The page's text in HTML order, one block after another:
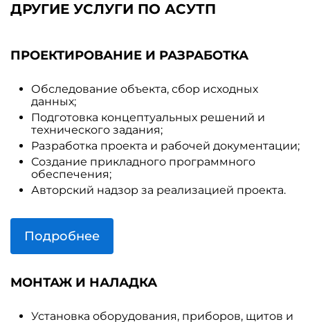
ДРУГИЕ УСЛУГИ ПО АСУТП
ПРОЕКТИРОВАНИЕ И РАЗРАБОТКА
Обследование объекта, сбор исходных
данных;
Подготовка концептуальных решений и
технического задания;
Разработка проекта и рабочей документации;
Создание прикладного программного
обеспечения;
Авторский надзор за реализацией проекта.
Подробнее
МОНТАЖ И НАЛАДКА
Установка оборудования, приборов, щитов и